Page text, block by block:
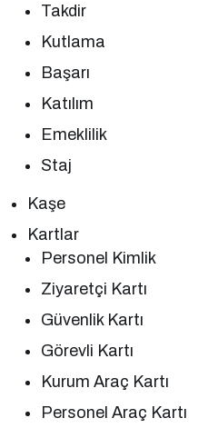
Takdir
Kutlama
Başarı
Katılım
Emeklilik
Staj
Kaşe
Kartlar
Personel Kimlik
Ziyaretçi Kartı
Güvenlik Kartı
Görevli Kartı
Kurum Araç Kartı
Personel Araç Kartı